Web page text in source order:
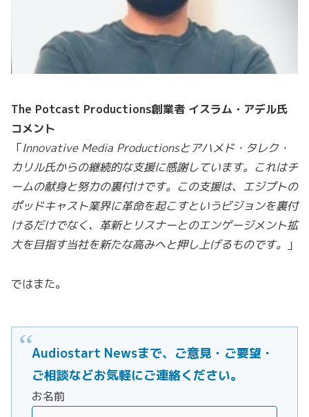
The Potcast Productions創業者 イスラム・アデル氏
コメント
「Innovative Media Productionsとアハメド・タレク・
カリル氏からの継続的な支援に感謝しています。これはチ
ームの献身と努力の裏付けです。この支援は、エジプトの
ポッドキャスト業界に革命を起こすというビジョンを裏付
けるだけでなく、革新とリスナーとのエンゲージメント拡
大を目指す当社を新たな高みへと押し上げるものです。
」
ではまた。
Audiostart Newsまで、ご意見・ご要望・
ご相談などお気軽にご連絡ください。
お名前